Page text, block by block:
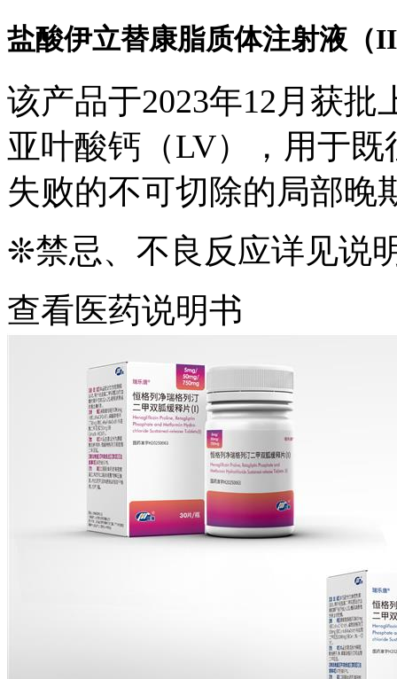
盐酸伊立替康脂质体注射液（
该产品于2023年12月获
亚叶酸钙（LV），用于
失败的不可切除的局部晚
❊禁忌、不良反应详见说
查看医药说明书